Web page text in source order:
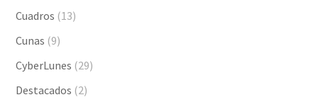
Cuadros (13)
Cunas (9)
CyberLunes (29)
Destacados (2)